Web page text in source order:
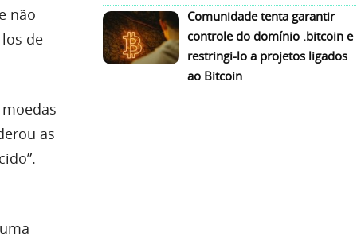
não
de
as
Comunidade tenta garantir
controle do domínio .bitcoin e
restringi-lo a projetos ligados
ao Bitcoin